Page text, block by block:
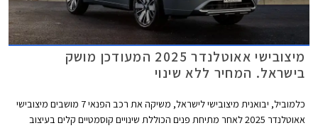
מיצובישי אאוטלנדר 2025 המעודכן מושק
בישראל. המחיר ללא שינוי
כלמוביל, יבואנית מיצובישי לישראל, משיקה את רכב הפנאי 7 מושבים מיצובישי
אאוטלנדר 2025 לאחר מתיחת פנים הכוללת שינויים קוסמטיים קלים בעיצוב